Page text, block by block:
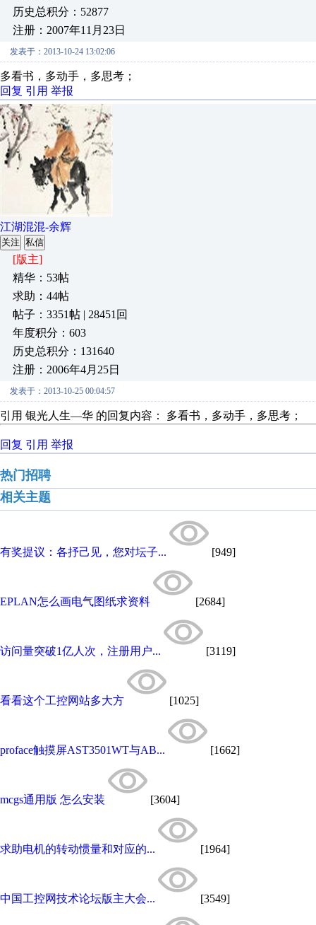
历史总积分：52877
注册：2007年11月23日
发表于：2013-10-24 13:02:06
多看书，多动手，多思考；
回复 引用 举报
江湖混混-余辉
关注 私信
[版主]
精华：53帖
求助：44帖
帖子：3351帖 | 28451回
年度积分：603
历史总积分：131640
注册：2006年4月25日
发表于：2013-10-25 00:04:57
引用 银光人生—华 的回复内容： 多看书，多动手，多
回复 引用 举报
热门招聘
相关主题
有奖提议：各抒己见，您对坛子... [949]
EPLAN怎么画电气图纸求资料 [2684]
访问量突破1亿人次，注册用户... [3119]
看看这个工控网站多大方 [1025]
proface触摸屏AST3501WT与AB... [1662]
mcgs通用版 怎么安装 [3604]
求助电机的转动惯量和对应的... [1964]
中国工控网技术论坛版主大会... [3549]